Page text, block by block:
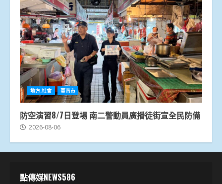
地方.社會 臺南市
防空演習8/7日登場 南二警動員廣播徒街宣全民防備
2026-08-06
點傳媒NEWS586